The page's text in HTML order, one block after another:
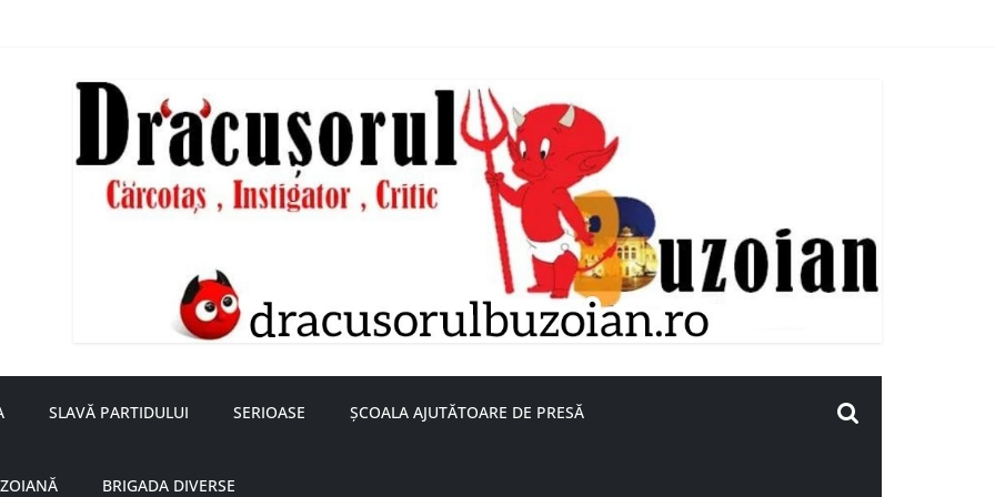
SLAVĂ PARTIDULUI SERIOASE ȘCOALA AJUTĂTOARE DE PRESĂ
BRIGADA DIVERSE